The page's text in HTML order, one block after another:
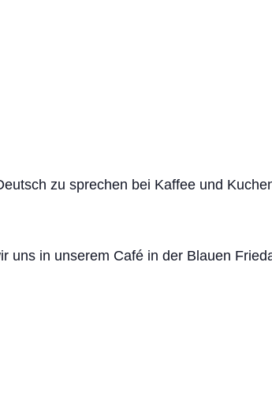
zu sprechen bei Kaffee und
uns in unserem Café in der Blauen